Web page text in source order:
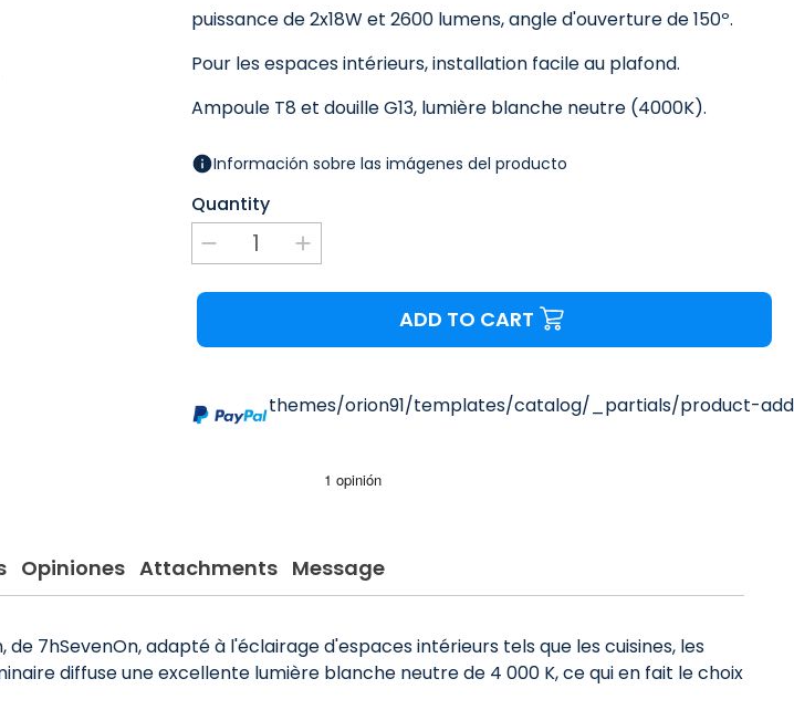
puissance de 2x18W et 2600 lumens, angle d'ouverture de 150º.
Pour les espaces intérieurs, installation facile au plafond.
Ampoule T8 et douille G13, lumière blanche neutre (4000K).
Información sobre las imágenes del producto
Quantity
ADD TO CART
themes/orion91/templates/catalog/_partials/product-
Opiniones Attachments Message
de 7hSevenOn, adapté à l'éclairage d'espaces intérieurs tels que les cuisines, les
diffuse une excellente lumière blanche neutre de 4 000 K, ce qui en fait le choix